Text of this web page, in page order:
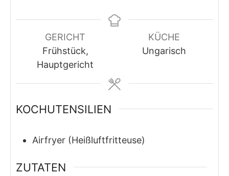
GERICHT
Frühstück,
Hauptgericht
KÜCHE
Ungarisch
KOCHUTENSILIEN
Airfryer (Heißluftfritteuse)
ZUTATEN